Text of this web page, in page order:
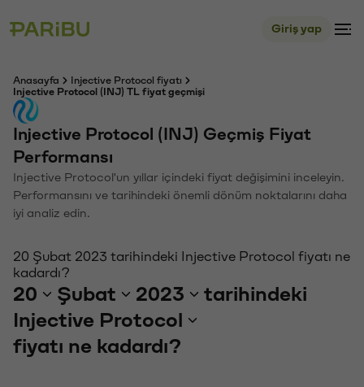
Giriş yap
Anasayfa
Injective Protocol fiyatı
Injective Protocol (INJ) TL fiyat geçmişi
Injective Protocol (INJ) Geçmiş Fiyat
Performansı
Injective Protocol'un yıllar içindeki fiyat değişimini inceleyin.
Performansını ve tarihindeki önemli dönüm noktalarını daha
iyi analiz edin.
20 Şubat 2023 tarihindeki Injective Protocol fiyatı ne
kadardı?
20 Şubat 2023
tarihindeki
Injective Protocol
fiyatı ne kadardı?